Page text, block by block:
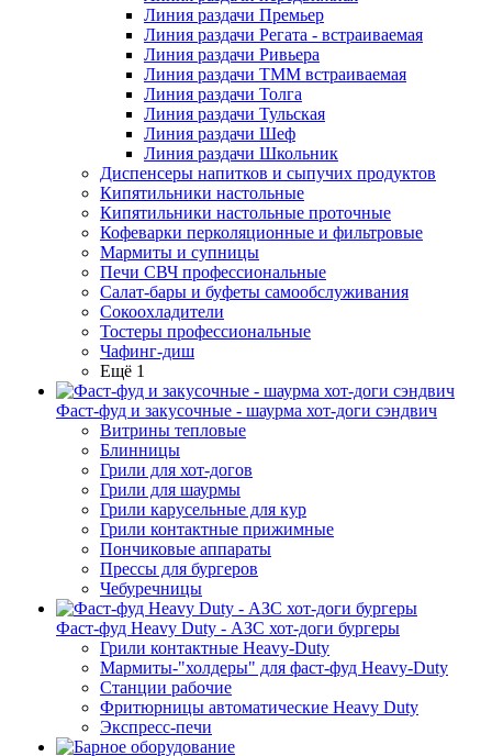
Линия раздачи Премьер
Линия раздачи Регата - встраиваемая
Линия раздачи Ривьера
Линия раздачи ТММ встраиваемая
Линия раздачи Толга
Линия раздачи Тульская
Линия раздачи Шеф
Линия раздачи Школьник
Диспенсеры напитков и сыпучих продуктов
Кипятильники настольные
Кипятильники настольные проточные
Кофеварки перколяционные и фильтровые
Мармиты и супницы
Печи СВЧ профессиональные
Салат-бары и буфеты самообслуживания
Сокоохладители
Тостеры профессиональные
Чафинг-диш
Ещё 1
Фаст-фуд и закусочные - шаурма хот-доги сэндвич
Витрины тепловые
Блинницы
Грили для хот-догов
Грили для шаурмы
Грили карусельные для кур
Грили контактные прижимные
Пончиковые аппараты
Прессы для бургеров
Чебуречницы
Фаст-фуд Heavy Duty - АЗС хот-доги бургеры
Грили контактные Heavy-Duty
Мармиты-"холдеры" для фаст-фуд Heavy-Duty
Станции рабочие
Фритюрницы автоматические Heavy Duty
Экспресс-печи